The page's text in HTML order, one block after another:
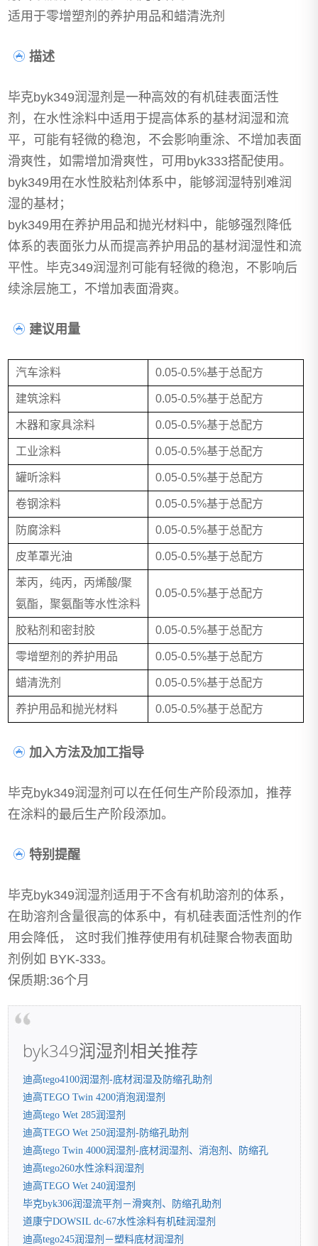
适用于零增塑剂的养护用品和蜡清洗剂
描述
毕克byk349润湿剂是一种高效的有机硅表面活性
剂，在水性涂料中适用于提高体系的基材润湿和流
平，可能有轻微的稳泡，不会影响重涂、不增加表面
滑爽性，如需增加滑爽性，可用byk333搭配使用。
byk349用在水性胶粘剂体系中，能够润湿特别难润
湿的基材；
byk349用在养护用品和抛光材料中，能够强烈降低
体系的表面张力从而提高养护用品的基材润湿性和流
平性。毕克349润湿剂可能有轻微的稳泡，不影响后
续涂层施工，不增加表面滑爽。
建议用量
汽车涂料 0.05-0.5%基于总配方
建筑涂料 0.05-0.5%基于总配方
木器和家具涂料 0.05-0.5%基于总配方
工业涂料 0.05-0.5%基于总配方
罐听涂料 0.05-0.5%基于总配方
卷钢涂料 0.05-0.5%基于总配方
防腐涂料 0.05-0.5%基于总配方
皮革罩光油 0.05-0.5%基于总配方
苯丙，纯丙，丙烯酸/聚
氨酯，聚氨酯等水性涂料
0.05-0.5%基于总配方
胶粘剂和密封胶 0.05-0.5%基于总配方
零增塑剂的养护用品 0.05-0.5%基于总配方
蜡清洗剂 0.05-0.5%基于总配方
养护用品和抛光材料 0.05-0.5%基于总配方
加入方法及加工指导
毕克byk349润湿剂可以在任何生产阶段添加，推荐
在涂料的最后生产阶段添加。
特别提醒
毕克byk349润湿剂适用于不含有机助溶剂的体系，
在助溶剂含量很高的体系中，有机硅表面活性剂的作
用会降低， 这时我们推荐使用有机硅聚合物表面助
剂例如 BYK-333。
保质期:36个月
byk349润湿剂相关推荐
迪高tego4100润湿剂-底材润湿及防缩孔助剂
迪高TEGO Twin 4200消泡润湿剂
迪高tego Wet 285润湿剂
迪高TEGO Wet 250润湿剂-防缩孔助剂
迪高tego Twin 4000润湿剂-底材润湿剂、消泡剂、防缩孔
迪高tego260水性涂料润湿剂
迪高TEGO Wet 240润湿剂
毕克byk306润湿流平剂－滑爽剂、防缩孔助剂
道康宁DOWSIL dc-67水性涂料有机硅润湿剂
迪高tego245润湿剂－塑料底材润湿剂